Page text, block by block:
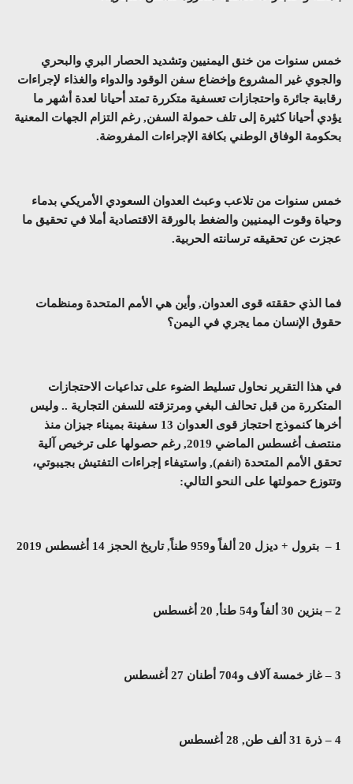
خمس سنوات من خنق اليمنيين وتشديد الحصار البري والبحري
والجوي غير المشروع وإخضاع سفن الوقود والدواء والغذاء لإجراءات
رقابية جائرة واحتجازات تعسفية متكررة تمتد أحيانا لعدة أشهر ما
يؤدي أحيانا كثيرة إلى تلف حمولة السفن, رغم التزام الجهات المعنية
بحكومة الوفاق الوطني بكافة الإجراءات المفروضة.
خمس سنوات من تلاعب وعبث العدوان السعودي الأمريكي بدماء
وحياة وقوت اليمنيين والضغط بالورقة الاقتصادية أملا في تحقيق ما
عجزت عن تحقيقه ترسانته الحربية.
فما الذي حققته قوى العدوان, وأين هي الأمم المتحدة ومنظمات
حقوق الإنسان مما يجري في اليمن؟
في هذا التقرير نحاول تسليط الضوء على تداعيات الاحتجازات
المتكررة من قبل تحالف البغي ومرتزقته للسفن التجارية .. وليس
أخرها كنموذج احتجاز قوى العدوان 13 سفينة بميناء جيزان منذ
منتصف أغسطس الماضي 2019, رغم حصولها على ترخيص آلية
تحقق الأمم المتحدة (انفم), واستيفاء إجراءات التفتيش بجيبوتي،
وتتوزع حمولتها على النحو التالي:
1 – بترول + ديزل 20 ألفاً و959 طناً, تاريخ الحجز 14 أغسطس 2019
2 – بنزين 30 ألفاً و54 طنأ, 20 أغسطس
3 – غاز خمسة آلاف و704 أطنان 27 أغسطس
4 – ذرة 31 ألف طن, 28 أغسطس